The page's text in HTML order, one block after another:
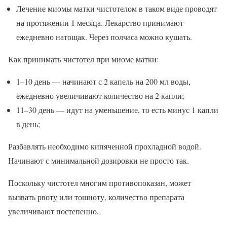
Лечение миомы матки чистотелом в таком виде проводят
на протяжении 1 месяца. Лекарство принимают
ежедневно натощак. Через полчаса можно кушать.
Как принимать чистотел при миоме матки:
1–10 день — начинают с 2 капель на 200 мл воды,
ежедневно увеличивают количество на 2 капли;
11–30 день — идут на уменьшение, то есть минус 1 капли
в день;
Разбавлять необходимо кипяченной прохладной водой.
Начинают с минимальной дозировки не просто так.
Поскольку чистотел многим противопоказан, может
вызвать рвоту или тошноту, количество препарата
увеличивают постепенно.